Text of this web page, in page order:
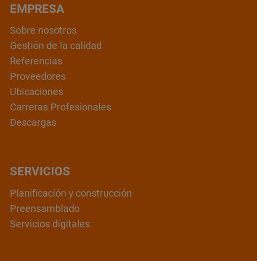
EMPRESA
Sobre nosotros
Gestión de la calidad
Referencias
Proveedores
Ubicaciones
Carreras Profesionales
Descargas
SERVICIOS
Planificación y construcción
Preensamblado
Servicios digitales